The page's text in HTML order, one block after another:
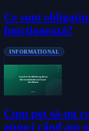
Ce sunt
funcționează?
INFORMATIONAL
Cum pot să-mi
atunci când am